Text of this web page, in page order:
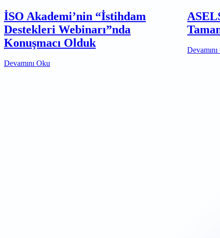
İSO Akademi’nin “İstihdam
Destekleri Webinarı”nda
Konuşmacı Olduk
Devamını Oku